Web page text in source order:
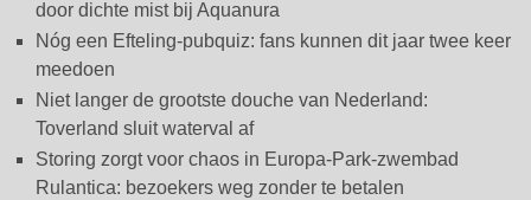
door dichte mist bij Aquanura
Nóg een Efteling-pubquiz: fans kunnen dit jaar twee keer
meedoen
Niet langer de grootste douche van Nederland:
Toverland sluit waterval af
Storing zorgt voor chaos in Europa-Park-zwembad
Rulantica: bezoekers weg zonder te betalen